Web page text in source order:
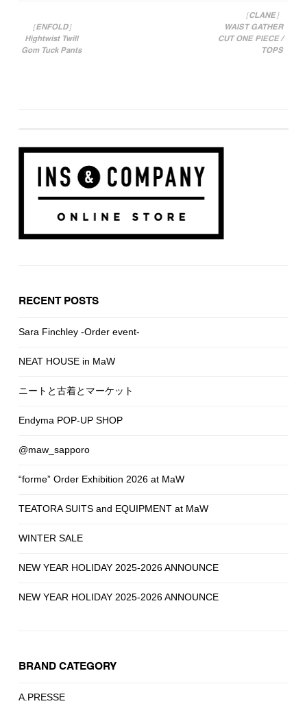
投稿ナビゲーション
［ENFOLD］
Hightwist Twill
Gom Tuck Pants
［CLANE］
WAIST GATHER
CUT ONE PIECE /
TOPS
RECENT POSTS
Sara Finchley -Order event-
NEAT HOUSE in MaW
ニートと古着とマーケット
Endyma POP-UP SHOP
@maw_sapporo
“forme” Order Exhibition 2026 at MaW
TEATORA SUITS and EQUIPMENT at MaW
WINTER SALE
NEW YEAR HOLIDAY 2025-2026 ANNOUNCE
NEW YEAR HOLIDAY 2025-2026 ANNOUNCE
BRAND CATEGORY
A.PRESSE